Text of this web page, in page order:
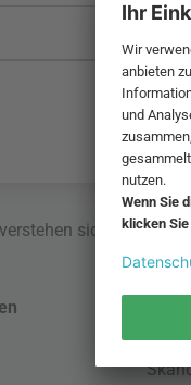
sich inklusive